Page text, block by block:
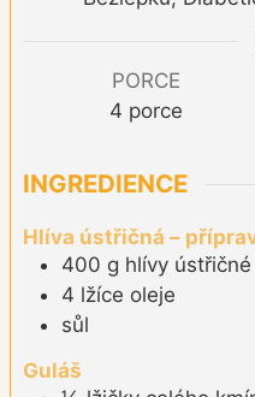
PORCE
4 porce
INGREDIENCE
Hlíva ústřičná –
400 g hlívy ústřičné
4 lžíce oleje
sůl
Guláš